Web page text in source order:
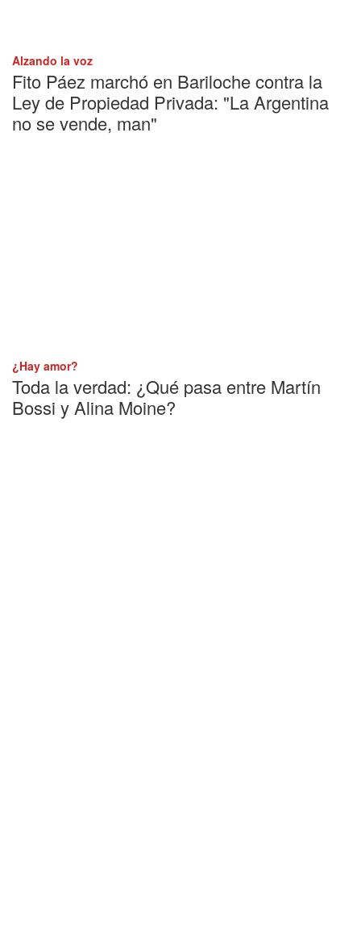
Alzando la voz
Fito Páez marchó en Bariloche contra la
Ley de Propiedad Privada: "La Argentina
no se vende, man"
¿Hay amor?
Toda la verdad: ¿Qué pasa entre Martín
Bossi y Alina Moine?